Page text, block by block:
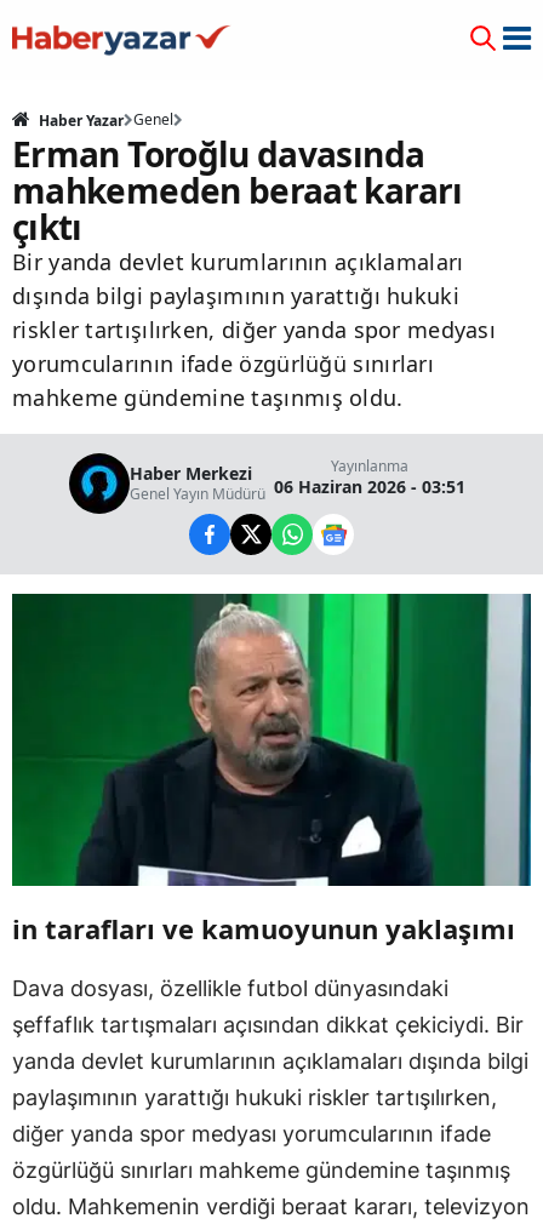
Haber Yazar Genel
Erman Toroğlu davasında
mahkemeden beraat kararı
çıktı
Bir yanda devlet kurumlarının açıklamaları
dışında bilgi paylaşımının yarattığı hukuki
riskler tartışılırken, diğer yanda spor medyası
yorumcularının ifade özgürlüğü sınırları
mahkeme gündemine taşınmış oldu.
Haber Merkezi
Genel Yayın Müdürü
Yayınlanma
06 Haziran 2026 - 03:51
in tarafları ve kamuoyunun yaklaşımı
Dava dosyası, özellikle futbol dünyasındaki
şeffaflık tartışmaları açısından dikkat çekiciydi. Bir
yanda devlet kurumlarının açıklamaları dışında bilgi
paylaşımının yarattığı hukuki riskler tartışılırken,
diğer yanda spor medyası yorumcularının ifade
özgürlüğü sınırları mahkeme gündemine taşınmış
oldu. Mahkemenin verdiği beraat kararı, televizyon